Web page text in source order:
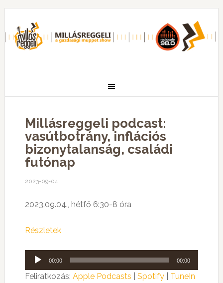
Millásreggeli podcast:
vasútbotrány, inflációs
bizonytalanság, családi
futónap
2023-09-04
2023.09.04., hétfő 6:30-8 óra
Részletek
Audió
lejátszó
00:00 00:00
Feliratkozás: Apple Podcasts Spotify| TuneIn